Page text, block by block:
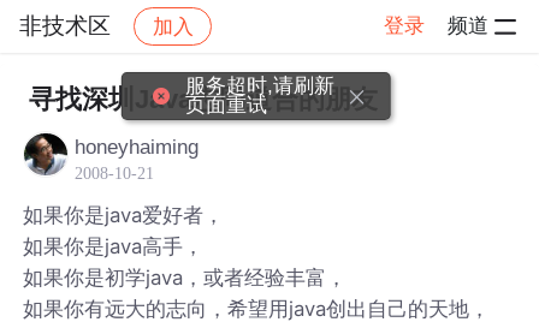
非技术区 加入 登录 频道
社区 非技术区 帖子详情
寻找深圳Java志同道合的朋友
honeyhaiming
2008-10-21
如果你是java爱好者，
如果你是java高手，
如果你是初学java，或者经验丰富，
如果你有远大的志向，希望用java创出自己的天地，
服务超时,请刷新
页面重试